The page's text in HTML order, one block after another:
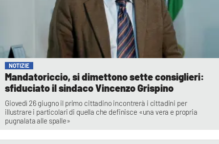
NOTIZIE
Mandatoriccio, si dimettono sette consiglieri:
sfiduciato il sindaco Vincenzo Grispino
Giovedì 26 giugno il primo cittadino incontrerà i cittadini per
illustrare i particolari di quella che definisce «una vera e propria
pugnalata alle spalle»